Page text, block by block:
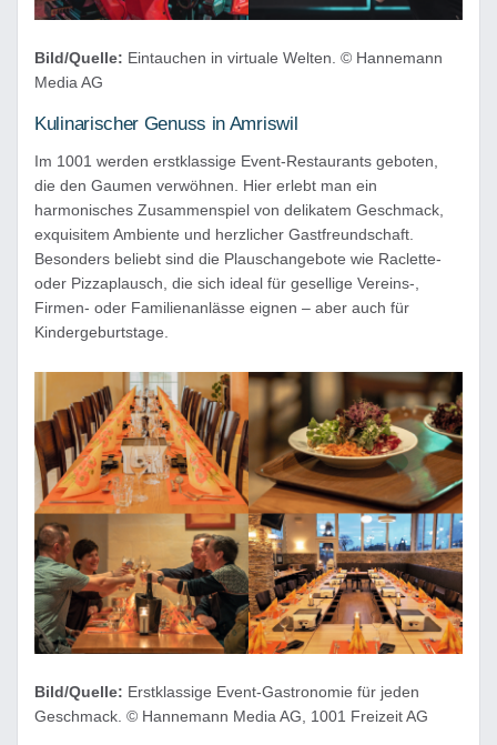
Bild/Quelle: Eintauchen in virtuale Welten. © Hannemann
Media AG
Kulinarischer Genuss in Amriswil
Im 1001 werden erstklassige Event-Restaurants geboten,
die den Gaumen verwöhnen. Hier erlebt man ein
harmonisches Zusammenspiel von delikatem Geschmack,
exquisitem Ambiente und herzlicher Gastfreundschaft.
Besonders beliebt sind die Plauschangebote wie Raclette-
oder Pizzaplausch, die sich ideal für gesellige Vereins-,
Firmen- oder Familienanlässe eignen – aber auch für
Kindergeburtstage.
Bild/Quelle: Erstklassige Event-Gastronomie für jeden
Geschmack. © Hannemann Media AG, 1001 Freizeit AG